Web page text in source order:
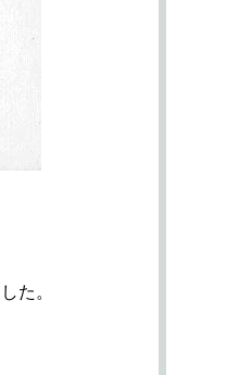
た。